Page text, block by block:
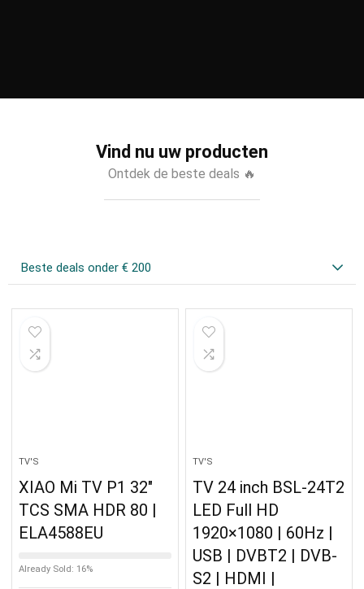
Vind nu uw producten
Ontdek de beste deals 🔥
Beste deals onder € 200
TV'S
XIAO Mi TV P1 32″
TCS SMA HDR 80 |
ELA4588EU
Already Sold: 16%
TV'S
TV 24 inch BSL-24T2
LED Full HD
1920×1080 | 60Hz |
USB | DVBT2 | DVB-
S2 | HDMI |